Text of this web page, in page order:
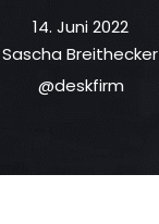
14. Juni 2022
Sascha Breithecker
@deskfirm